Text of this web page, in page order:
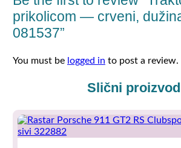
prikolicom — crveni,
081537”
You must be logged in to post a review.
Slični